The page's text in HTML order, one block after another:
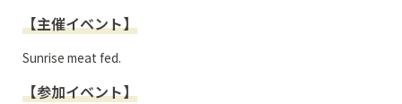
【主催イベント】
Sunrise meat fed.
【参加イベント】